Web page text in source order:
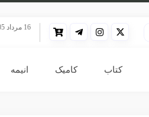
16 مرداد 1405
کتاب کامیک انیمه